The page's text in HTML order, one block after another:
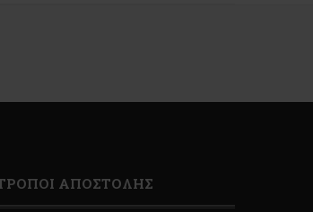
ΑΠΟΣΤΟΛΗΣ